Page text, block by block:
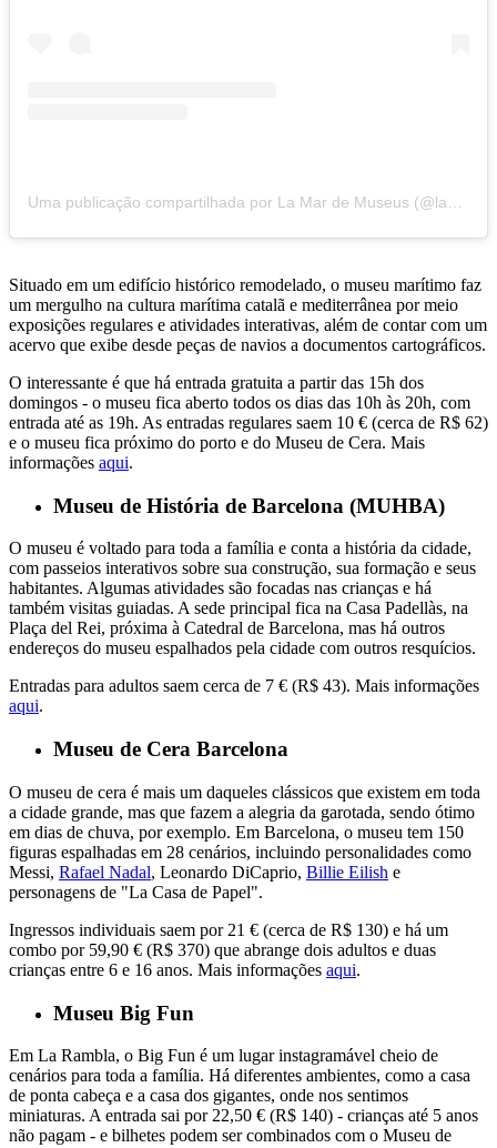
Situado em um edifício histórico remodelado, o museu marítimo faz
um mergulho na cultura marítima catalã e mediterrânea por meio
exposições regulares e atividades interativas, além de contar com um
acervo que exibe desde peças de navios a documentos cartográficos.
O interessante é que há entrada gratuita a partir das 15h dos
domingos - o museu fica aberto todos os dias das 10h às 20h, com
entrada até as 19h. As entradas regulares saem 10 € (cerca de R$ 62)
e o museu fica próximo do porto e do Museu de Cera. Mais
informações aqui.
Museu de História de Barcelona (MUHBA)
O museu é voltado para toda a família e conta a história da cidade,
com passeios interativos sobre sua construção, sua formação e seus
habitantes. Algumas atividades são focadas nas crianças e há
também visitas guiadas. A sede principal fica na Casa Padellàs, na
Plaça del Rei, próxima à Catedral de Barcelona, mas há outros
endereços do museu espalhados pela cidade com outros resquícios.
Entradas para adultos saem cerca de 7 € (R$ 43). Mais informações
aqui.
Museu de Cera Barcelona
O museu de cera é mais um daqueles clássicos que existem em toda
a cidade grande, mas que fazem a alegria da garotada, sendo ótimo
em dias de chuva, por exemplo. Em Barcelona, o museu tem 150
figuras espalhadas em 28 cenários, incluindo personalidades como
Messi, Rafael Nadal, Leonardo DiCaprio, Billie Eilish e
personagens de "La Casa de Papel".
Ingressos individuais saem por 21 € (cerca de R$ 130) e há um
combo por 59,90 € (R$ 370) que abrange dois adultos e duas
crianças entre 6 e 16 anos. Mais informações aqui.
Museu Big Fun
Em La Rambla, o Big Fun é um lugar instagramável cheio de
cenários para toda a família. Há diferentes ambientes, como a casa
de ponta cabeça e a casa dos gigantes, onde nos sentimos
miniaturas. A entrada sai por 22,50 € (R$ 140) - crianças até 5 anos
não pagam - e bilhetes podem ser combinados com o Museu de